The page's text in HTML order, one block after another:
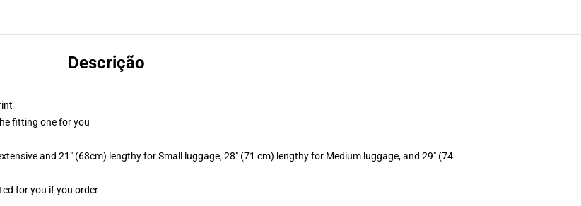
Descrição
fitting one for you
and 21" (68cm) lengthy for Small luggage, 28" (71 cm) lengthy for Medium luggage, and 29" (74
for you if you order